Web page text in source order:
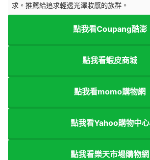
求。推薦給追求輕透光澤妝感的族群。
點我看Coupang酷澎
點我看蝦皮商城
點我看momo購物網
點我看Yahoo購物中心
點我看樂天市場購物網